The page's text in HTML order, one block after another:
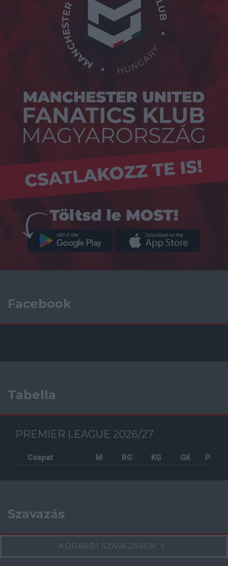
Facebook
Tabella
PREMIER LEAGUE 2026/27
Csapat M RG KG GK P
Szavazás
KORÁBBI SZAVAZÁSOK